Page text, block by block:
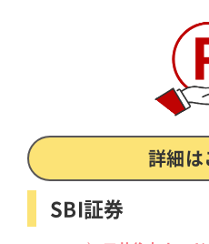
詳細は
SBI証券